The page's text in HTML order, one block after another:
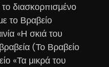
διασκορπισμένο
το Βραβείο
«Η σκιά του
(Το Βραβείο
«Τα μικρά του